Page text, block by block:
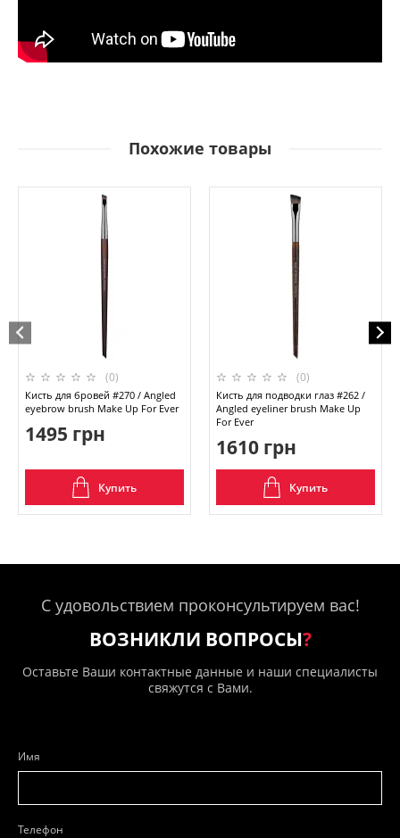
Похожие товары
(0)
Кисть для бровей #270 / Angled
eyebrow brush Make Up For Ever
1495 грн
Купить
(0)
Кисть для подводки глаз #262 /
Angled eyeliner brush Make Up
For Ever
1610 грн
Купить
С удовольствием проконсультируем вас!
ВОЗНИКЛИ ВОПРОСЫ?
Оставьте Ваши контактные данные и наши специалисты
свяжутся с Вами.
Имя
Телефон